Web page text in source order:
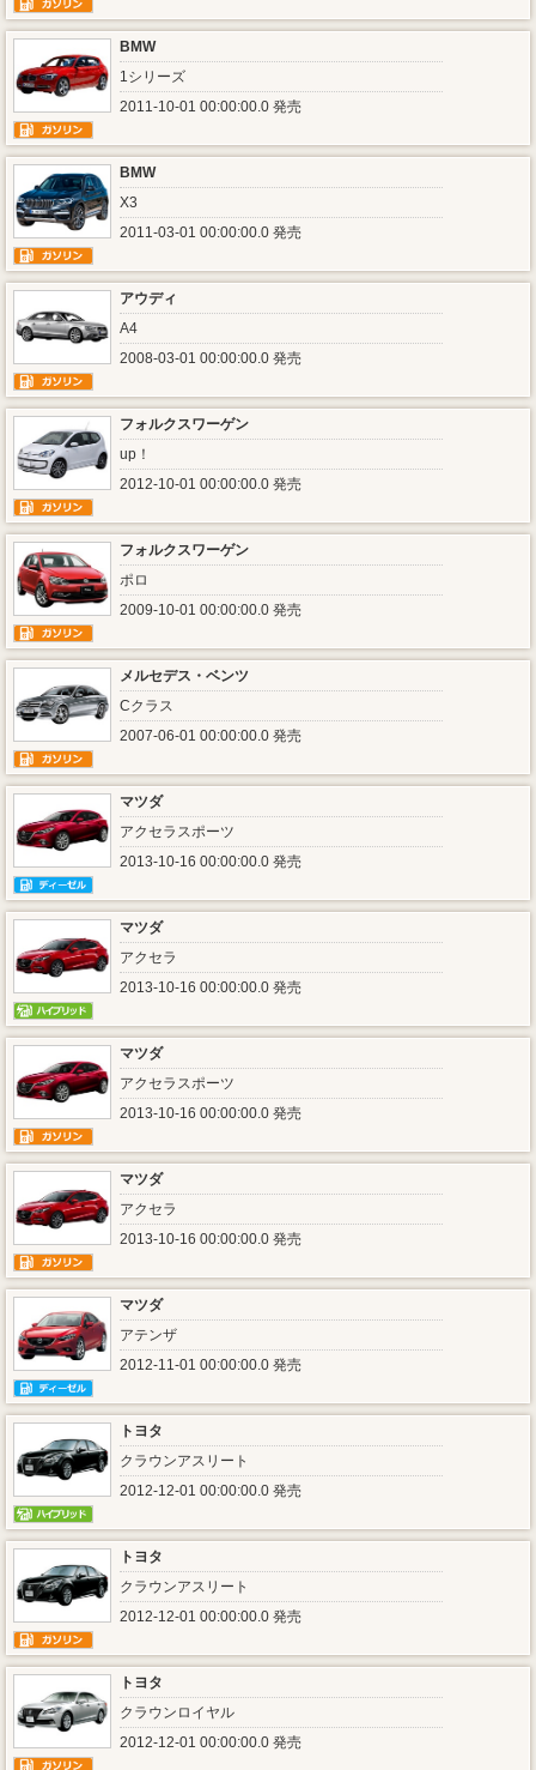
BMW
1シリーズ
2011-10-01 00:00:00.0 発売
BMW
X3
2011-03-01 00:00:00.0 発売
アウディ
A4
2008-03-01 00:00:00.0 発売
フォルクスワーゲン
up！
2012-10-01 00:00:00.0 発売
フォルクスワーゲン
ポロ
2009-10-01 00:00:00.0 発売
メルセデス・ベンツ
Cクラス
2007-06-01 00:00:00.0 発売
マツダ
アクセラスポーツ
2013-10-16 00:00:00.0 発売
マツダ
アクセラ
2013-10-16 00:00:00.0 発売
マツダ
アクセラスポーツ
2013-10-16 00:00:00.0 発売
マツダ
アクセラ
2013-10-16 00:00:00.0 発売
マツダ
アテンザ
2012-11-01 00:00:00.0 発売
トヨタ
クラウンアスリート
2012-12-01 00:00:00.0 発売
トヨタ
クラウンアスリート
2012-12-01 00:00:00.0 発売
トヨタ
クラウンロイヤル
2012-12-01 00:00:00.0 発売